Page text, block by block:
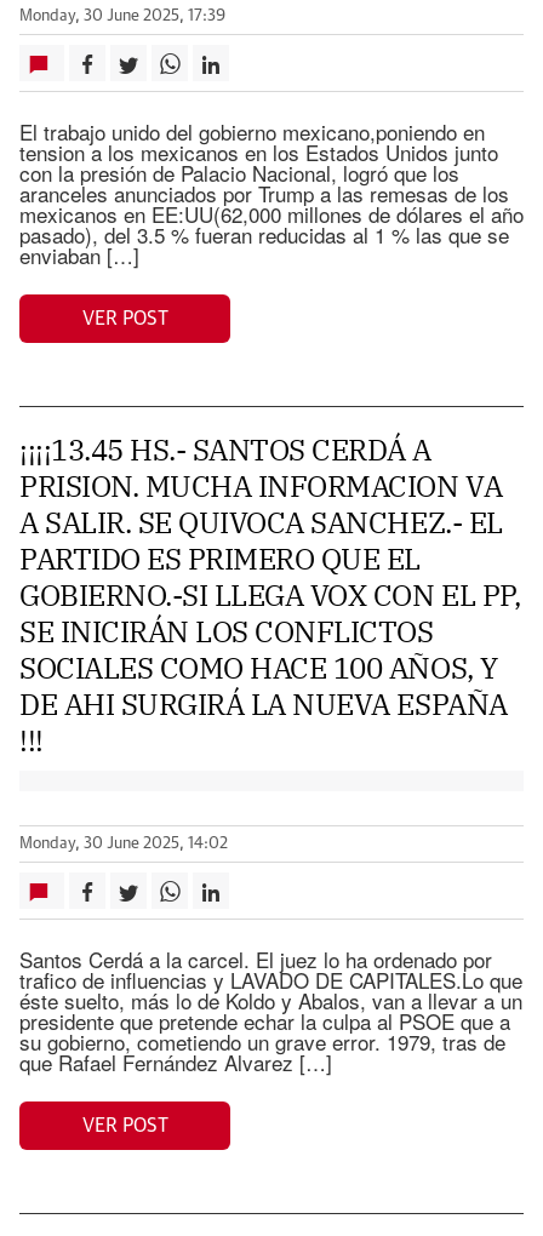
Monday, 30 June 2025, 17:39
El trabajo unido del gobierno mexicano,poniendo en
tension a los mexicanos en los Estados Unidos junto
con la presión de Palacio Nacional, logró que los
aranceles anunciados por Trump a las remesas de los
mexicanos en EE:UU(62,000 millones de dólares el año
pasado), del 3.5 % fueran reducidas al 1 % las que se
enviaban […]
VER POST
¡¡¡¡13.45 HS.- SANTOS CERDÁ A
PRISION. MUCHA INFORMACION VA
A SALIR. SE QUIVOCA SANCHEZ.- EL
PARTIDO ES PRIMERO QUE EL
GOBIERNO.-SI LLEGA VOX CON EL PP,
SE INICIRÁN LOS CONFLICTOS
SOCIALES COMO HACE 100 AÑOS, Y
DE AHI SURGIRÁ LA NUEVA ESPAÑA
!!!
Monday, 30 June 2025, 14:02
Santos Cerdá a la carcel. El juez lo ha ordenado por
trafico de influencias y LAVADO DE CAPITALES.Lo que
éste suelto, más lo de Koldo y Abalos, van a llevar a un
presidente que pretende echar la culpa al PSOE que a
su gobierno, cometiendo un grave error. 1979, tras de
que Rafael Fernández Alvarez […]
VER POST